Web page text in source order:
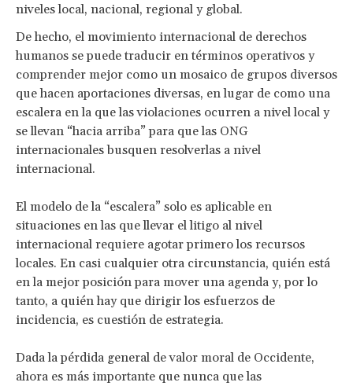
niveles local, nacional, regional y global.
De hecho, el movimiento internacional de derechos
humanos se puede traducir en términos operativos y
comprender mejor como un mosaico de grupos diversos
que hacen aportaciones diversas, en lugar de como una
escalera en la que las violaciones ocurren a nivel local y
se llevan “hacia arriba” para que las ONG
internacionales busquen resolverlas a nivel
internacional.
El modelo de la “escalera” solo es aplicable en
situaciones en las que llevar el litigo al nivel
internacional requiere agotar primero los recursos
locales. En casi cualquier otra circunstancia, quién está
en la mejor posición para mover una agenda y, por lo
tanto, a quién hay que dirigir los esfuerzos de
incidencia, es cuestión de estrategia.
Dada la pérdida general de valor moral de Occidente,
ahora es más importante que nunca que las